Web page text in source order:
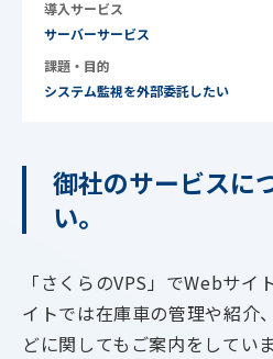
導入サービス
サーバーサービス
課題・目的
システム監視を外部委託したい
御社のサービスに
い。
「さくらのVPS」でWebサ
イトでは在庫車の管理や紹介
どに関してもご案内をしてい